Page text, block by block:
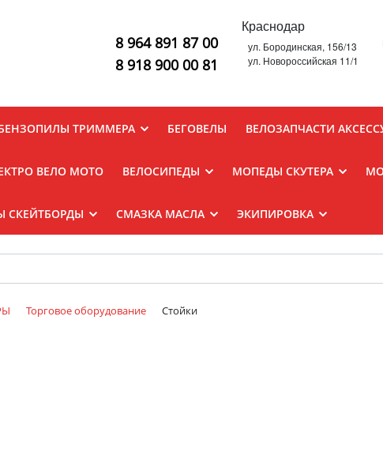
8 964 891 87 00
8 918 900 00 81
Краснодар
ул. Бородинская, 156/13
ул. Новороссийская 11/1
ТРИММЕРА БЕГОВЕЛЫ ВЕЛОЗАПЧАСТИ
ВЕЛО MOTO ВЕЛОСИПЕДЫ МОПЕДЫ СКУТЕРА
СКЕЙТБОРДЫ СМАЗКА МАСЛА ЭКИПИРОВКА
Торговое оборудование Стойки